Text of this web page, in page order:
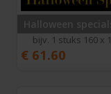
Halloween
bijv. 1 stuks 160 x
€ 61.60